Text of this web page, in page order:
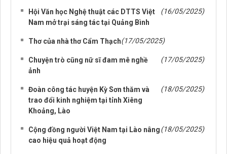
Hội Văn học Nghệ thuật các DTTS Việt
Nam mở trại sáng tác tại Quảng Bình
(16/05/2025)
Thơ của nhà thơ Cẩm Thạch(17/05/2025)
Chuyện trò cũng nữ sĩ đam mê nghề
ảnh
(17/05/2025)
Đoàn công tác huyện Kỳ Sơn thăm và
trao đổi kinh nghiệm tại tỉnh Xiêng
Khoảng, Lào
(18/05/2025)
Cộng đồng người Việt Nam tại Lào nâng
cao hiệu quả hoạt động
(18/05/2025)